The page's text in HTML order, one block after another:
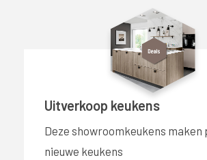
Uitverkoop keukens
Deze showroomkeukens maken
nieuwe keukens